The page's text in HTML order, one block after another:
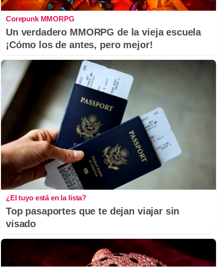
Corepunk MMORPG
Un verdadero MMORPG de la vieja escuela
¡Cómo los de antes, pero mejor!
¿El tuyo está en la lista?
Top pasaportes que te dejan viajar sin
visado